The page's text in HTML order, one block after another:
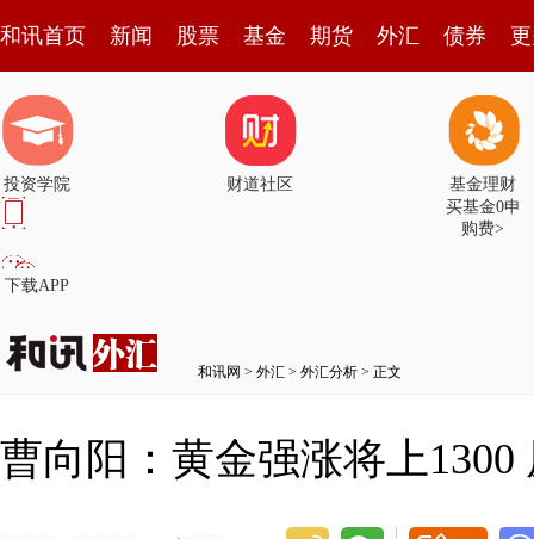
和讯首页 新闻 股票 基金 期货 外汇 债券
投资学院 财道社区
基金理财
买基金0申
购费>
下载APP
和讯网 > 外汇 > 外汇分析 > 正文
曹向阳：黄金强涨将上